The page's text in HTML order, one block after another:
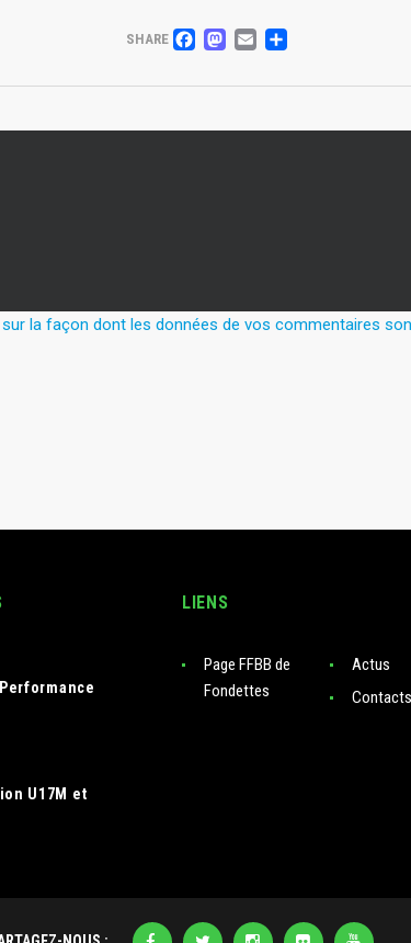
SHARE FACEBOOK
MASTODON
EMAIL
sur la façon dont les données de vos commentaires
U17M et
LIENS
Page FFBB de
Fondettes
Actus
Contacts